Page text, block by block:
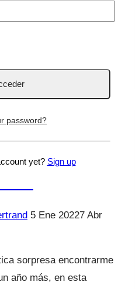
2021 los 100
5 Ene 20227 Abr
sorpresa encontrarme
año más, en esta
password?
yet? Sign up